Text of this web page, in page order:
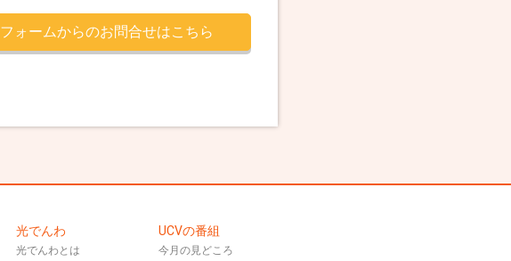
フォームからのお問合せはこちら
光でんわ
光でんわとは
UCVの番組
今月の見どころ